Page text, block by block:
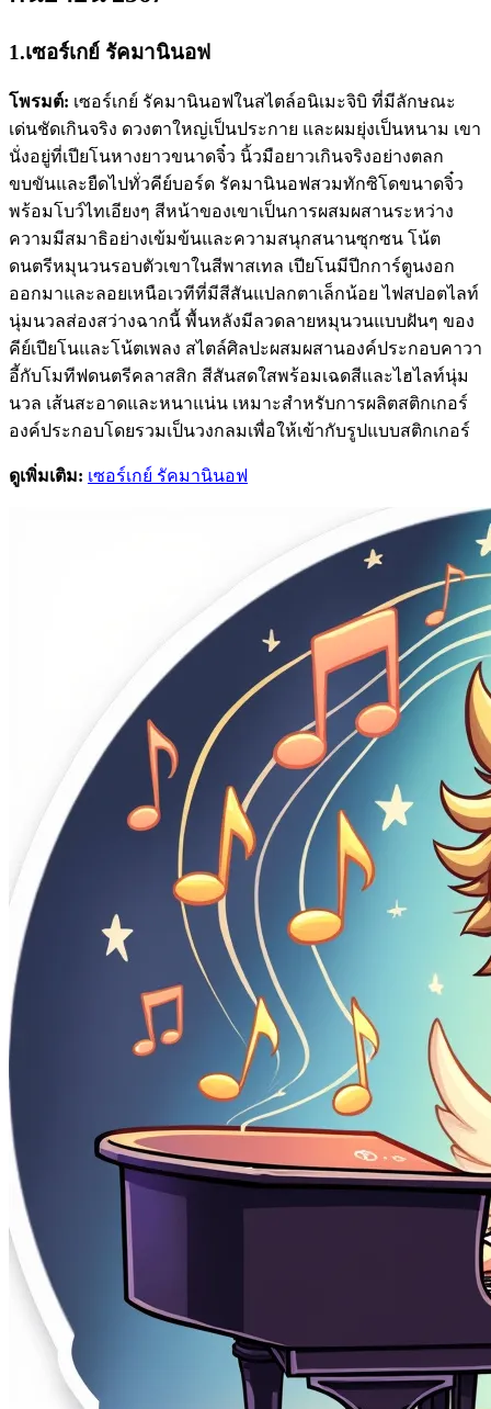
1.เซอร์เกย์ รัคมานินอฟ
โพรมต์: เซอร์เกย์ รัคมานินอฟในสไตล์อนิเมะจิบิ ที่มีลักษณะ
เด่นชัดเกินจริง ดวงตาใหญ่เป็นประกาย และผมยุ่งเป็นหนาม เขา
นั่งอยู่ที่เปียโนหางยาวขนาดจิ๋ว นิ้วมือยาวเกินจริงอย่างตลก
ขบขันและยืดไปทั่วคีย์บอร์ด รัคมานินอฟสวมทักซิโดขนาดจิ๋ว
พร้อมโบว์ไทเอียงๆ สีหน้าของเขาเป็นการผสมผสานระหว่าง
ความมีสมาธิอย่างเข้มข้นและความสนุกสนานซุกซน โน้ต
ดนตรีหมุนวนรอบตัวเขาในสีพาสเทล เปียโนมีปีกการ์ตูนงอก
ออกมาและลอยเหนือเวทีที่มีสีสันแปลกตาเล็กน้อย ไฟสปอตไลท์
นุ่มนวลส่องสว่างฉากนี้ พื้นหลังมีลวดลายหมุนวนแบบฝันๆ ของ
คีย์เปียโนและโน้ตเพลง สไตล์ศิลปะผสมผสานองค์ประกอบคาวา
อี้กับโมทีฟดนตรีคลาสสิก สีสันสดใสพร้อมเฉดสีและไฮไลท์นุ่ม
นวล เส้นสะอาดและหนาแน่น เหมาะสำหรับการผลิตสติกเกอร์
องค์ประกอบโดยรวมเป็นวงกลมเพื่อให้เข้ากับรูปแบบสติกเกอร์
ดูเพิ่มเติม: เซอร์เกย์ รัคมานินอฟ